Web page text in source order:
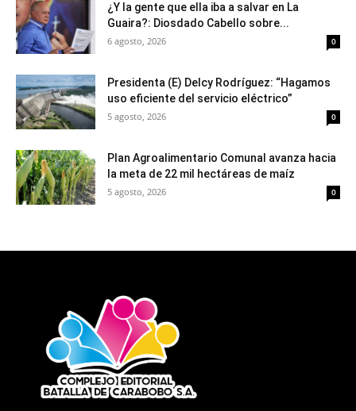
¿Y la gente que ella iba a salvar en La
Guaira?: Diosdado Cabello sobre...
6 agosto, 2026 0
Presidenta (E) Delcy Rodríguez: “Hagamos
uso eficiente del servicio eléctrico”
5 agosto, 2026 0
Plan Agroalimentario Comunal avanza hacia
la meta de 22 mil hectáreas de maíz
5 agosto, 2026 0